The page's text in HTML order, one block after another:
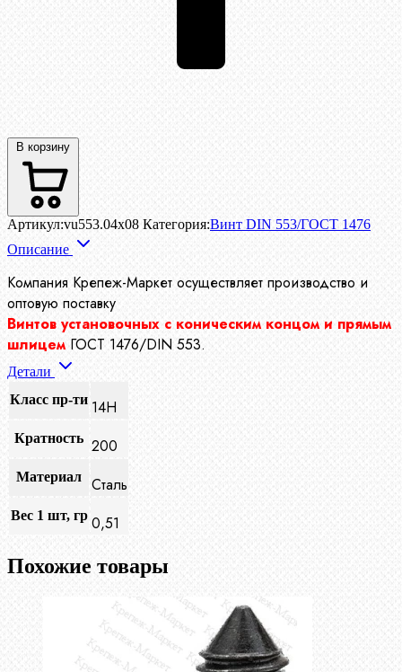
В корзину
Артикул:vu553.04x08 Категория:Винт DIN 553/ГОСТ 1476
Описание
Компания Крепеж-Маркет осуществляет производство и
оптовую поставку
Винтов установочных с коническим концом и прямым
шлицем ГОСТ 1476/DIN 553.
Детали
Класс пр-ти 14Н
Кратность 200
Материал Сталь
Вес 1 шт, гр 0,51
Похожие товары